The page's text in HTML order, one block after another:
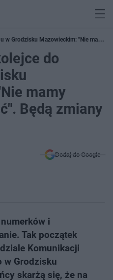
w Grodzisku Mazowieckim: "Nie mamy
do
mamy
Będą zmiany
Dodaj do Google
i
Tak początek
Komunikacji
w Grodzisku
skarżą się, że na